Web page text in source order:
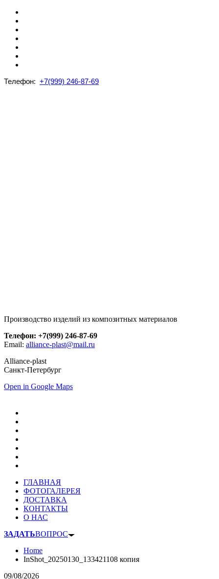
Телефон: +7(999) 246-87-69
Производство изделий из композитных материалов
Телефон: +7(999) 246-87-69
Email: alliance-plast@mail.ru
Alliance-plast
Санкт-Петербург
Open in Google Maps
ГЛАВНАЯ
ФОТОГАЛЕРЕЯ
ДОСТАВКА
КОНТАКТЫ
О НАС
ЗАДАТЬВОПРОС
Home
InShot_20250130_133421108 копия
09/08/2026